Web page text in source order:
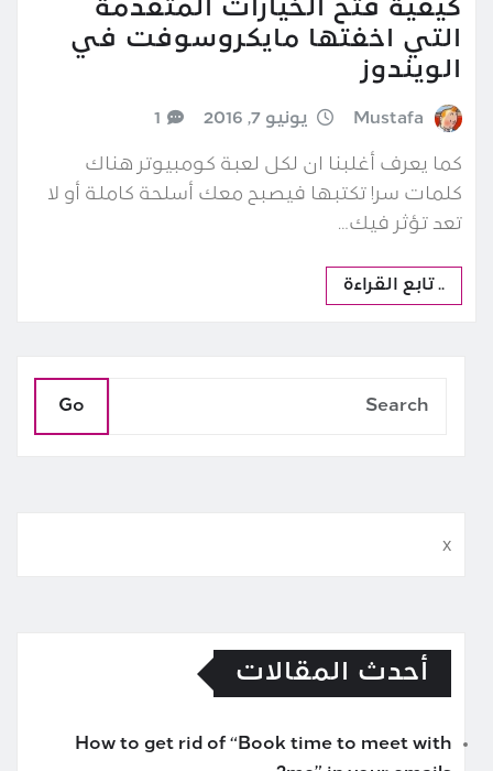
كيفية فتح الخيارات المتقدمة
التي اخفتها مايكروسوفت في
الويندوز
Mustafa يونيو 7, 2016 1
كما يعرف أغلبنا ان لكل لعبة كومبيوتر هناك
كلمات سر! تكتبها فيصبح معك أسلحة كاملة أو لا
تعد تؤثر فيك…
.. تابع القراءة
Go
x
أحدث المقالات
How to get rid of “Book time to meet with